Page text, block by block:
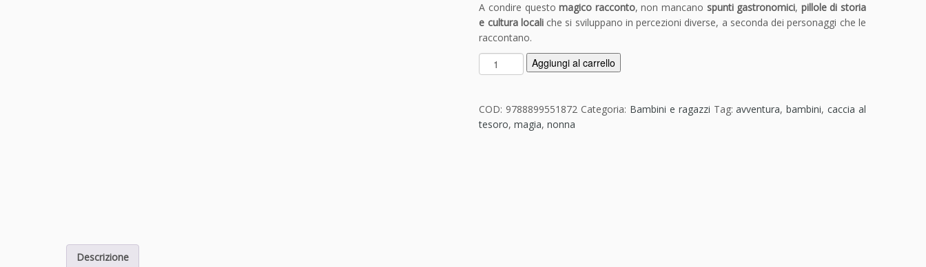
A condire questomagico racconto, non mancano spunti gastronomici, pillole di storia
e cultura localiche si sviluppano in percezioni diverse, a seconda dei personaggi che le
raccontano.
U
n
m
a
Aggiungi al carrello
COD: 9788899551872 Categoria: Bambini e ragazzi Tag:avventura,bambini,caccia al
tesoro,magia,nonna
Descrizione